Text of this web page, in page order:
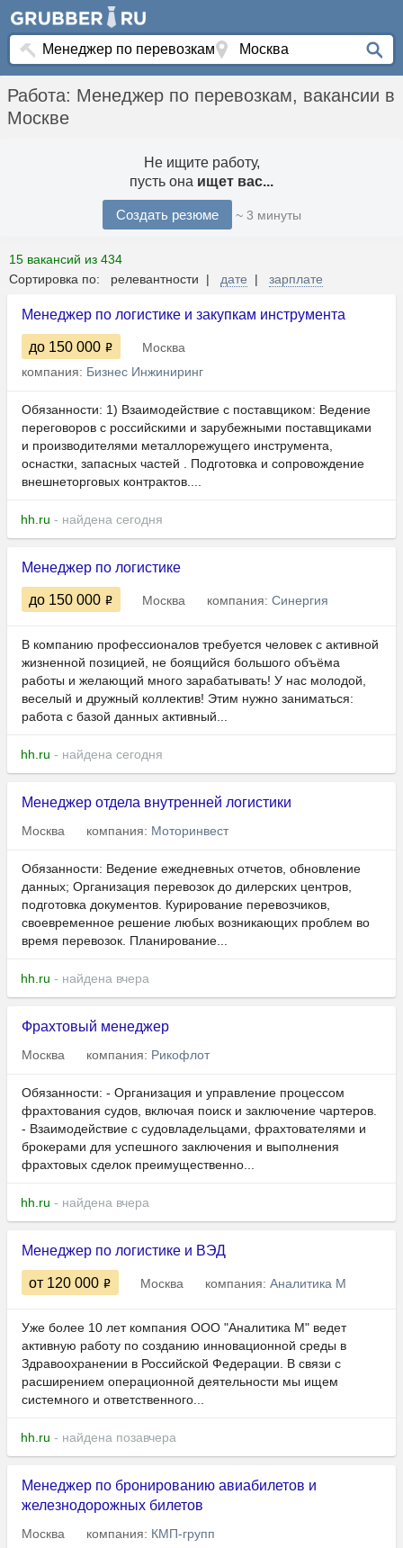
Работа: Менеджер по перевозкам, вакансии в
Москве
Не ищите работу,
пусть она ищет вас...
Создать резюме ~ 3 минуты
15 вакансий из 434
Сортировка по: релевантности | дате | зарплате
Менеджер по логистике и закупкам инструмента
до 150 000
Москва
компания: Бизнес Инжиниринг
Обязанности: 1) Взаимодействие с поставщиком: Ведение
переговоров с российскими и зарубежными поставщиками
и производителями металлорежущего инструмента,
оснастки, запасных частей . Подготовка и сопровождение
внешнеторговых контрактов....
hh.ru - найдена сегодня
Менеджер по логистике
до 150 000 Москва компания: Синергия
В компанию профессионалов требуется человек с активной
жизненной позицией, не боящийся большого объёма
работы и желающий много зарабатывать! У нас молодой,
веселый и дружный коллектив! Этим нужно заниматься:
работа с базой данных активный...
hh.ru - найдена сегодня
Менеджер отдела внутренней логистики
Москва компания: Моторинвест
Обязанности: Ведение ежедневных отчетов, обновление
данных; Организация перевозок до дилерских центров,
подготовка документов. Курирование перевозчиков,
своевременное решение любых возникающих проблем во
время перевозок. Планирование...
hh.ru - найдена вчера
Фрахтовый менеджер
Москва компания: Рикофлот
Обязанности: - Организация и управление процессом
фрахтования судов, включая поиск и заключение чартеров.
- Взаимодействие с судовладельцами, фрахтователями и
брокерами для успешного заключения и выполнения
фрахтовых сделок преимущественно...
hh.ru - найдена вчера
Менеджер по логистике и ВЭД
от 120 000 Москва компания: Аналитика М
Уже более 10 лет компания ООО "Аналитика М" ведет
активную работу по созданию инновационной среды в
Здравоохранении в Российской Федерации. В связи с
расширением операционной деятельности мы ищем
системного и ответственного...
hh.ru - найдена позавчера
Менеджер по бронированию авиабилетов и
железнодорожных билетов
Москва компания: КМП-групп